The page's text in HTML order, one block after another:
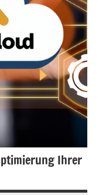
Ihrer